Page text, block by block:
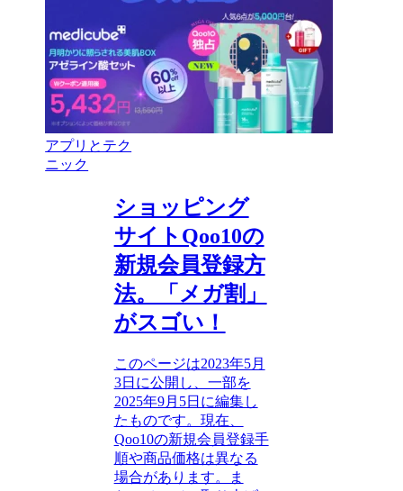
アプリとテク
ニック
ショッピング
サイトQoo10の
新規会員登録方
法。「メガ割」
がスゴい！
このページは2023年5月
3日に公開し、一部を
2025年9月5日に編集し
たものです。現在、
Qoo10の新規会員登録手
順や商品価格は異なる
場合があります。ま